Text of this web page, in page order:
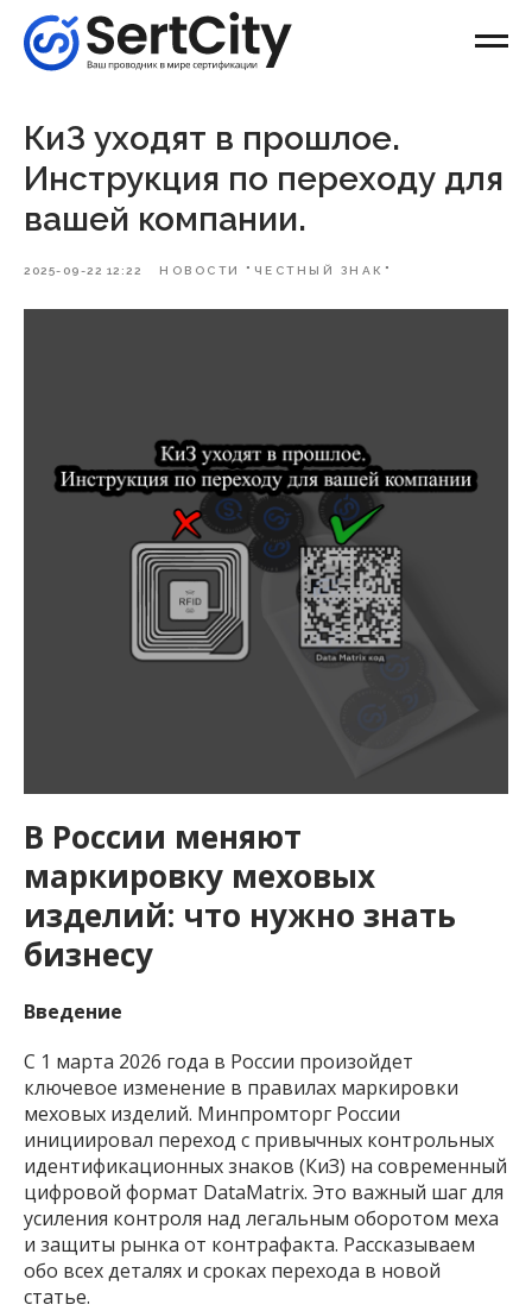
КиЗ уходят в прошлое.
Инструкция по переходу для
вашей компании.
2025-09-22 12:22 НОВОСТИ "ЧЕСТНЫЙ ЗНАК"
В России меняют
маркировку меховых
изделий: что нужно знать
бизнесу
Введение
С 1 марта 2026 года в России произойдет
ключевое изменение в правилах маркировки
меховых изделий. Минпромторг России
инициировал переход с привычных контрольных
идентификационных знаков (КиЗ) на современный
цифровой формат DataMatrix. Это важный шаг для
усиления контроля над легальным оборотом меха
и защиты рынка от контрафакта. Рассказываем
обо всех деталях и сроках перехода в новой
статье.